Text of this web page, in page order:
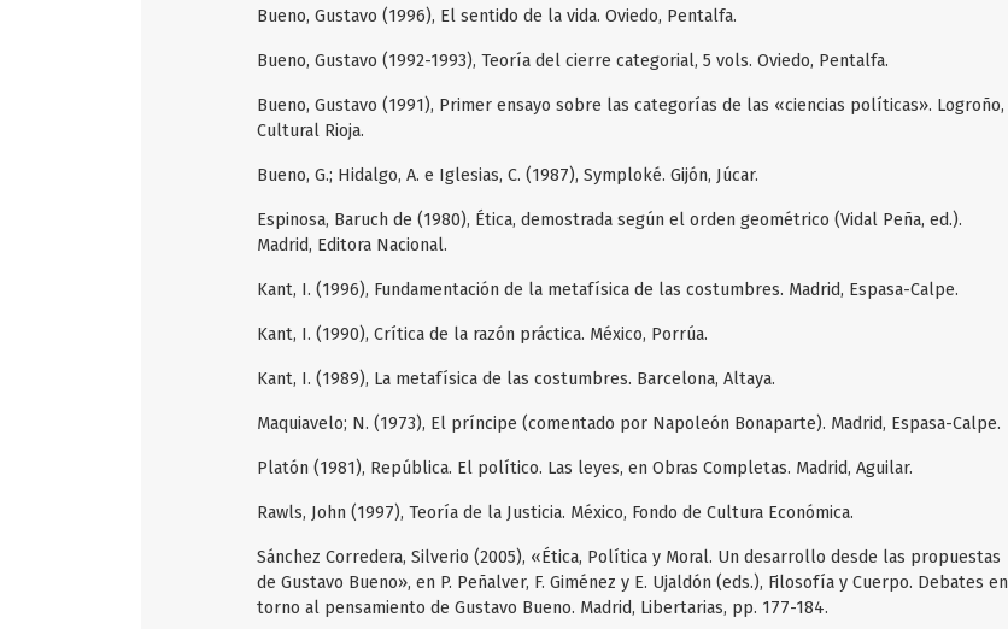
Bueno, Gustavo (1996), El sentido de la vida. Oviedo, Pentalfa.
Bueno, Gustavo (1992-1993), Teoría del cierre categorial, 5 vols. Oviedo, Pentalfa.
Bueno, Gustavo (1991), Primer ensayo sobre las categorías de las «ciencias políticas». Logroño,
Cultural Rioja.
Bueno, G.; Hidalgo, A. e Iglesias, C. (1987), Symploké. Gijón, Júcar.
Espinosa, Baruch de (1980), Ética, demostrada según el orden geométrico (Vidal Peña, ed.).
Madrid, Editora Nacional.
Kant, I. (1996), Fundamentación de la metafísica de las costumbres. Madrid, Espasa-Calpe.
Kant, I. (1990), Crítica de la razón práctica. México, Porrúa.
Kant, I. (1989), La metafísica de las costumbres. Barcelona, Altaya.
Maquiavelo; N. (1973), El príncipe (comentado por Napoleón Bonaparte). Madrid, Espasa-Calpe.
Platón (1981), República. El político. Las leyes, en Obras Completas. Madrid, Aguilar.
Rawls, John (1997), Teoría de la Justicia. México, Fondo de Cultura Económica.
Sánchez Corredera, Silverio (2005), «Ética, Política y Moral. Un desarrollo desde las propuestas
de Gustavo Bueno», en P. Peñalver, F. Giménez y E. Ujaldón (eds.), Filosofía y Cuerpo. Debates en
torno al pensamiento de Gustavo Bueno. Madrid, Libertarias, pp. 177-184.